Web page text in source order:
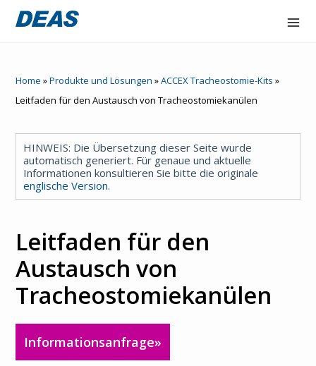
Atorex
FlowOne
Hydraltis
n
Home »Produkte und Lösungen »ACCEX Tracheostomie-Kits »
Leitfaden für den Austausch von Tracheostomiekanülen
HINWEIS: Die Übersetzung dieser Seite wurde
automatisch generiert. Für genaue und aktuelle
Informationen konsultieren Sie bitte die originale
englische Version.
Leitfaden für den
Austausch von
Tracheostomiekanülen
Informationsanfrage»